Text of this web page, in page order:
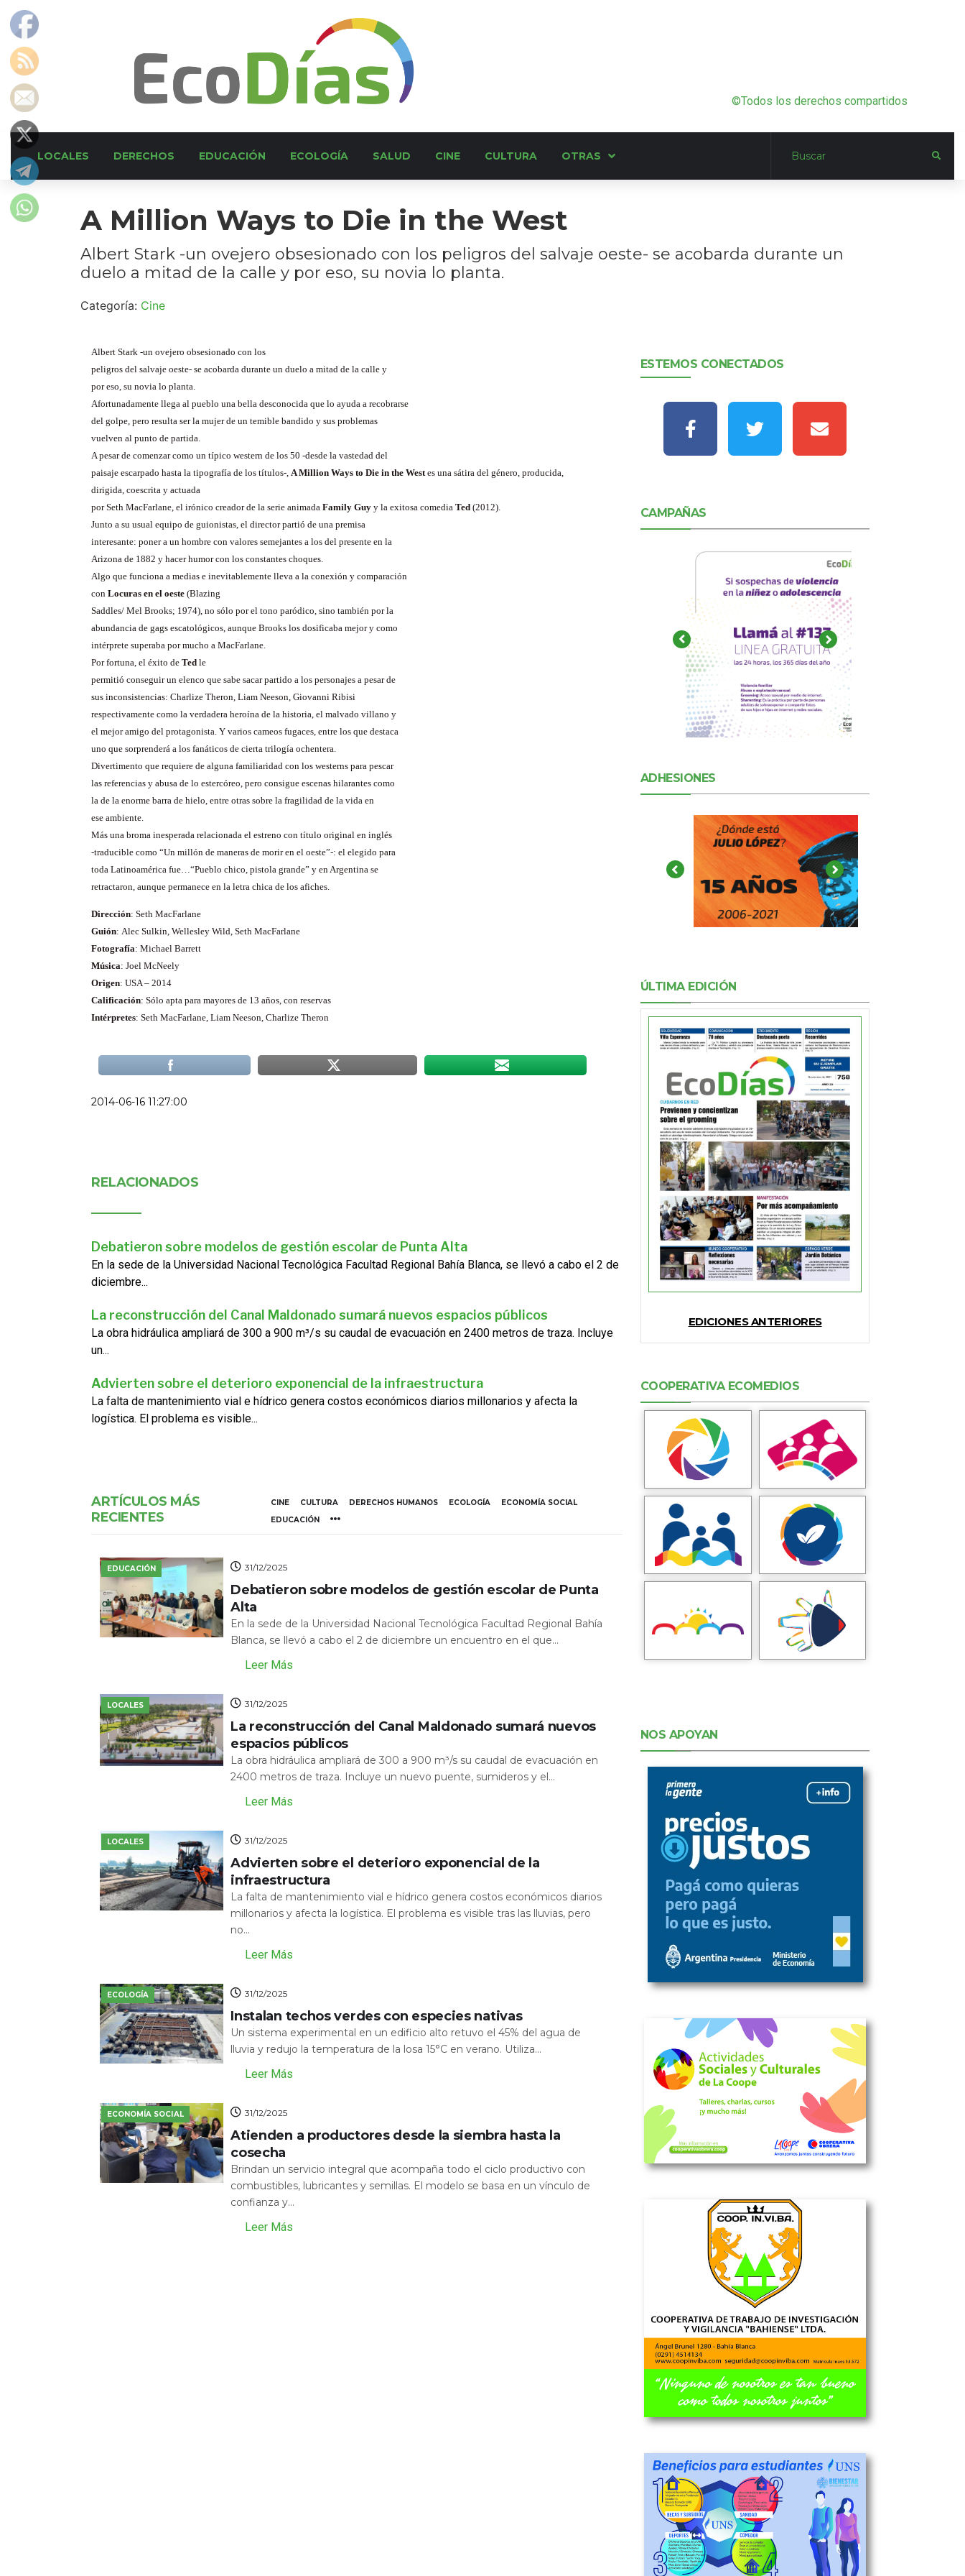
©Todos los derechos compartidos
LOCALES DERECHOS EDUCACIÓN ECOLOGÍA SALUD CINE CULTURA OTRAS
A Million Ways to Die in the West
Albert Stark -un ovejero obsesionado con los peligros del salvaje oeste- se acobarda durante un
duelo a mitad de la calle y por eso, su novia lo planta.
Categoría: Cine
Albert Stark -un ovejero obsesionado con los
peligros del salvaje oeste- se acobarda durante un duelo a mitad de la calle y
por eso, su novia lo planta.
Afortunadamente llega al pueblo una bella desconocida que lo ayuda a recobrarse
del golpe, pero resulta ser la mujer de un temible bandido y sus problemas
vuelven al punto de partida.
A pesar de comenzar como un típico western de los 50 -desde la vastedad del
paisaje escarpado hasta la tipografía de los títulos-, A Million Ways to Die in the Westes una sátira del género, producida,
dirigida, coescrita y actuada
por Seth MacFarlane, el irónico creador de la serie animada Family Guy y la exitosa comedia Ted (2012).
Junto a su usual equipo de guionistas, el director partió de una premisa
interesante: poner a un hombre con valores semejantes a los del presente en la
Arizona de 1882 y hacer humor con los constantes choques.
Algo que funciona a medias e inevitablemente lleva a la conexión y comparación
con Locuras en el oeste (Blazing
Saddles/ Mel Brooks; 1974), no sólo por el tono paródico, sino también por la
abundancia de gags escatológicos, aunque Brooks los dosificaba mejor y como
intérprete superaba por mucho a MacFarlane.
Por fortuna, el éxito de Ted le
permitió conseguir un elenco que sabe sacar partido a los personajes a pesar de
sus inconsistencias: Charlize Theron, Liam Neeson, Giovanni Ribisi
respectivamente como la verdadera heroína de la historia, el malvado villano y
el mejor amigo del protagonista. Y varios cameos fugaces, entre los que destaca
uno que sorprenderá a los fanáticos de cierta trilogía ochentera.
Divertimento que requiere de alguna familiaridad con los westerns para pescar
las referencias y abusa de lo estercóreo, pero consigue escenas hilarantes como
la de la enorme barra de hielo, entre otras sobre la fragilidad de la vida en
ese ambiente.
Más una broma inesperada relacionada el estreno con título original en inglés
-traducible como “Un millón de maneras de morir en el oeste”-: el elegido para
toda Latinoamérica fue…“Pueblo chico, pistola grande” y en Argentina se
retractaron, aunque permanece en la letra chica de los afiches.
Dirección: Seth MacFarlane
Guión: Alec Sulkin, Wellesley Wild, Seth MacFarlane
Fotografía: Michael Barrett
Música: Joel McNeely
Origen: USA – 2014
Calificación: Sólo apta para mayores de 13 años, con reservas
Intérpretes: Seth MacFarlane, Liam Neeson, Charlize Theron
2014-06-16 11:27:00
RELACIONADOS
Debatieron sobre modelos de gestión escolar de Punta Alta
En la sede de la Universidad Nacional Tecnológica Facultad Regional Bahía Blanca, se llevó a cabo el 2 de
diciembre...
La reconstrucción del Canal Maldonado sumará nuevos espacios públicos
La obra hidráulica ampliará de 300 a 900 m³/s su caudal de evacuación en 2400 metros de traza. Incluye
un...
Advierten sobre el deterioro exponencial de la infraestructura
La falta de mantenimiento vial e hídrico genera costos económicos diarios millonarios y afecta la
logística. El problema es visible...
ARTÍCULOS MÁS
RECIENTES
CINE CULTURA DERECHOS HUMANOS ECOLOGÍA
ECONOMÍA SOCIAL
EDUCACIÓN
EDUCACIÓN 31/12/2025
Debatieron sobre modelos de gestión escolar de Punta
Alta
En la sede de la Universidad Nacional Tecnológica Facultad Regional Bahía
Blanca, se llevó a cabo el 2 de diciembre un encuentro en el que...
Leer Más
LOCALES 31/12/2025
La reconstrucción del Canal Maldonado sumará nuevos
espacios públicos
La obra hidráulica ampliará de 300 a 900 m³/s su caudal de evacuación en
2400 metros de traza. Incluye un nuevo puente, sumideros y el...
Leer Más
LOCALES 31/12/2025
Advierten sobre el deterioro exponencial de la
infraestructura
La falta de mantenimiento vial e hídrico genera costos económicos diarios
millonarios y afecta la logística. El problema es visible tras las lluvias, pero
no...
Leer Más
ECOLOGÍA 31/12/2025
Instalan techos verdes con especies nativas
Un sistema experimental en un edificio alto retuvo el 45% del agua de
lluvia y redujo la temperatura de la losa 15°C en verano. Utiliza...
Leer Más
ECONOMÍA SOCIAL 31/12/2025
Atienden a productores desde la siembra hasta la
cosecha
Brindan un servicio integral que acompaña todo el ciclo productivo con
combustibles, lubricantes y semillas. El modelo se basa en un vínculo de
confianza y...
Leer Más
ESTEMOS CONECTADOS
CAMPAÑAS
ADHESIONES
ÚLTIMA EDICIÓN
EDICIONES ANTERIORES
COOPERATIVA ECOMEDIOS
NOS APOYAN